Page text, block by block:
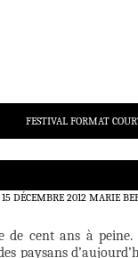
FESTIVAL FORMAT
15 DÉCEMBRE 2012 MARIE
de cent ans à peine.
paysans